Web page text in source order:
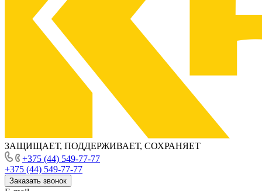
ЗАЩИЩАЕТ, ПОДДЕРЖИВАЕТ, СОХРАНЯЕТ
+375 (44) 549-77-77
+375 (44) 549-77-77
Заказать звонок